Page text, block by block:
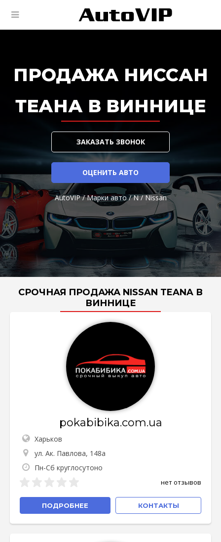
ПРОДАЖА НИССАН
ТЕАНА В ВИННИЦЕ
ЗАКАЗАТЬ ЗВОНОК
ОЦЕНИТЬ АВТО
AutoVIP/Марки авто/N/Nissan
СРОЧНАЯ ПРОДАЖА NISSAN TEANA В
ВИННИЦЕ
pokabibika.com.ua
Харьков
ул. Ак. Павлова, 148а
Пн-Сб круглосутоно
нет отзывов
ПОДРОБНЕЕ КОНТАКТЫ